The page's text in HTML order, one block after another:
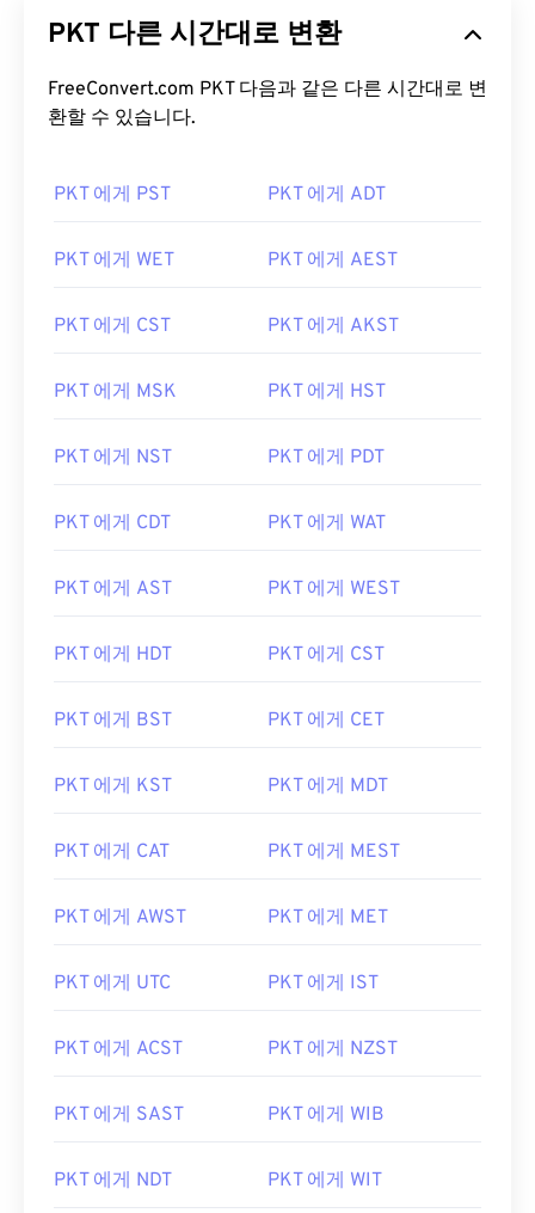
PKT 다른 시간대로 변환
FreeConvert.com PKT 다음과 같은 다른 시간대로 변
환할 수 있습니다.
PKT 에게 PST PKT 에게 ADT
PKT 에게 WET PKT 에게 AEST
PKT 에게 CST PKT 에게 AKST
PKT 에게 MSK PKT 에게 HST
PKT 에게 NST PKT 에게 PDT
PKT 에게 CDT PKT 에게 WAT
PKT 에게 AST PKT 에게 WEST
PKT 에게 HDT PKT 에게 CST
PKT 에게 BST PKT 에게 CET
PKT 에게 KST PKT 에게 MDT
PKT 에게 CAT PKT 에게 MEST
PKT 에게 AWST PKT 에게 MET
PKT 에게 UTC PKT 에게 IST
PKT 에게 ACST PKT 에게 NZST
PKT 에게 SAST PKT 에게 WIB
PKT 에게 NDT PKT 에게 WIT